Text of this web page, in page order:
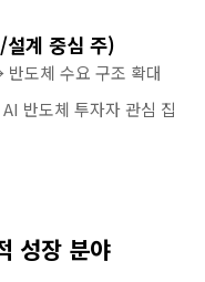
계 중심 주)
도체 수요 구조 확대
반도체 투자자 관심 집
성장 분야